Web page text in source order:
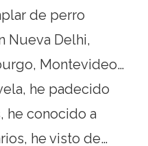
de perro
Nueva Delhi,
Montevideo…
he padecido
he conocido a
he visto de…